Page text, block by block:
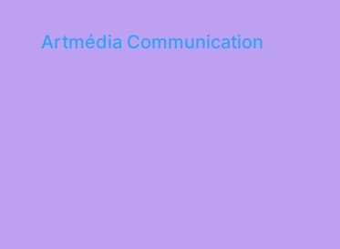
Artmédia Communication